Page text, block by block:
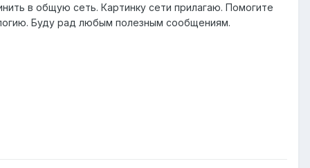
в общую сеть. Картинку сети прилагаю. Помогите
Буду рад любым полезным сообщениям.